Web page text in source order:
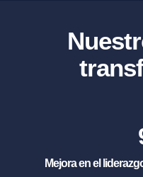
Mejora en el